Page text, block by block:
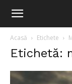
Acasă Etichete
Etichetă: